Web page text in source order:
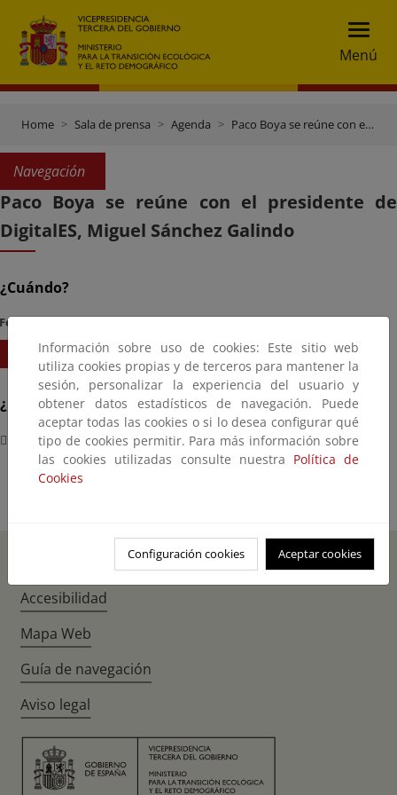
Menú
Home Sala de prensa Agenda Paco Boya se reúne con el presidente de DigitalES, Miguel Sánchez Galindo
Navegación
Paco Boya se reúne con el presidente de
DigitalES, Miguel Sánchez Galindo
¿Cuándo?
Fecha Inicio
20/05/2025
Hora
13:00
¿Dónde?
MITECO. Calle José Abascal, 4. Madrid
Información sobre uso de cookies: Este sitio web
utiliza cookies propias y de terceros para mantener la
sesión, personalizar la experiencia del usuario y
obtener datos estadísticos de navegación. Puede
aceptar todas las cookies o si lo desea configurar qué
tipo de cookies permitir. Para más información sobre
las cookies utilizadas consulte nuestra Política de
Cookies
Configuración cookies Aceptar cookies
Accesibilidad
Mapa Web
Guía de navegación
Aviso legal